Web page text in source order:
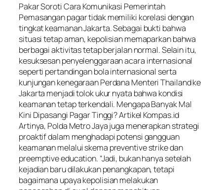
Pakar Soroti Cara Komunikasi Pemerintah
Pemasangan pagar tidak memiliki korelasi dengan
tingkat keamanan Jakarta. Sebagai bukti bahwa
situasi tetap aman, kepolisian memaparkan bahwa
berbagai aktivitas tetap berjalan normal. Selain itu,
kesuksesan penyelenggaraan acara internasional
seperti pertandingan bola internasional serta
kunjungan kenegaraan Perdana Menteri Thailand ke
Jakarta menjadi tolok ukur nyata bahwa kondisi
keamanan tetap terkendali. Mengapa Banyak Mal
Kini Dipasangi Pagar Tinggi? Artikel Kompas.id
Artinya, Polda Metro Jaya juga menerapkan strategi
proaktif dalam menghadapi potensi gangguan
keamanan melalui skema preventive strike dan
preemptive education. “Jadi, bukan hanya setelah
kejadian baru dilakukan penangkapan, tetapi
bagaimana upaya kepolisian melakukan